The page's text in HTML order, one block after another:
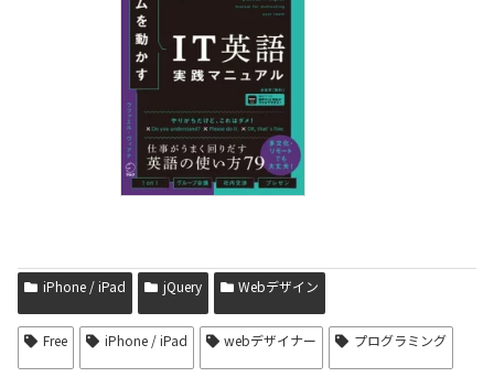
iPhone / iPad jQuery Webデザイン
Free iPhone / iPad webデザイナー プログラミング